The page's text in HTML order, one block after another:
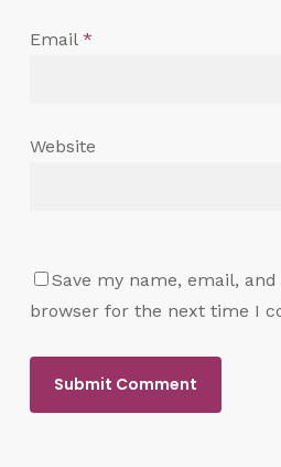
Email *
Website
Save my name, email,
browser for the next time I